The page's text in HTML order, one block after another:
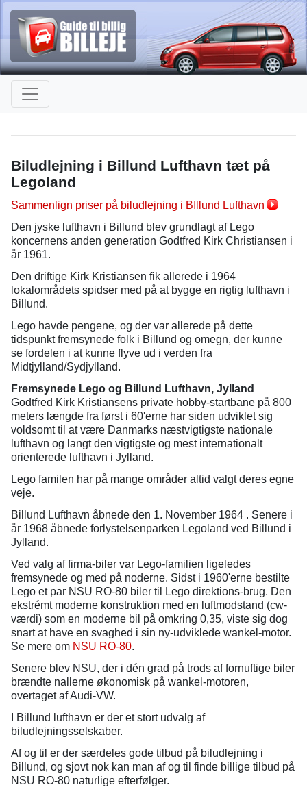
Biludlejning i Billund Lufthavn tæt på
Legoland
Sammenlign priser på biludlejning i BIllund Lufthavn
Den jyske lufthavn i Billund blev grundlagt af Lego
koncernens anden generation Godtfred Kirk Christiansen i
år 1961.
Den driftige Kirk Kristiansen fik allerede i 1964
lokalområdets spidser med på at bygge en rigtig lufthavn i
Billund.
Lego havde pengene, og der var allerede på dette
tidspunkt fremsynede folk i Billund og omegn, der kunne
se fordelen i at kunne flyve ud i verden fra
Midtjylland/Sydjylland.
Fremsynede Lego og Billund Lufthavn, Jylland
Godtfred Kirk Kristiansens private hobby-startbane på 800
meters længde fra først i 60'erne har siden udviklet sig
voldsomt til at være Danmarks næstvigtigste nationale
lufthavn og langt den vigtigste og mest internationalt
orienterede lufthavn i Jylland.
Lego familen har på mange områder altid valgt deres egne
veje.
Billund Lufthavn åbnede den 1. November 1964 . Senere i
år 1968 åbnede forlystelsenparken Legoland ved Billund i
Jylland.
Ved valg af firma-biler var Lego-familien ligeledes
fremsynede og med på noderne. Sidst i 1960'erne bestilte
Lego et par NSU RO-80 biler til Lego direktions-brug. Den
ekstrémt moderne konstruktion med en luftmodstand (cw-
værdi) som en moderne bil på omkring 0,35, viste sig dog
snart at have en svaghed i sin ny-udviklede wankel-motor.
Se mere om NSU RO-80.
Senere blev NSU, der i dén grad på trods af fornuftige biler
brændte nallerne økonomisk på wankel-motoren,
overtaget af Audi-VW.
I Billund lufthavn er der et stort udvalg af
biludlejningsselskaber.
Af og til er der særdeles gode tilbud på biludlejning i
Billund, og sjovt nok kan man af og til finde billige tilbud på
NSU RO-80 naturlige efterfølger.